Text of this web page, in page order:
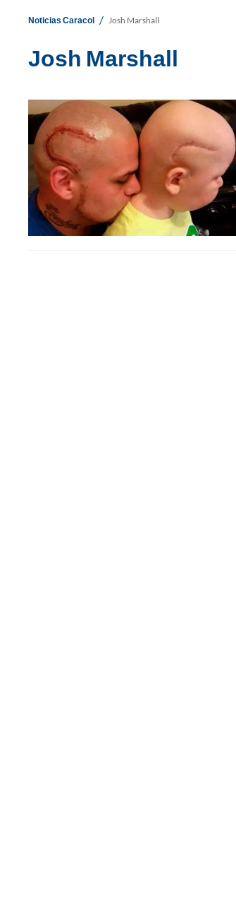
Noticias Caracol / Josh Marshall
Josh Marshall